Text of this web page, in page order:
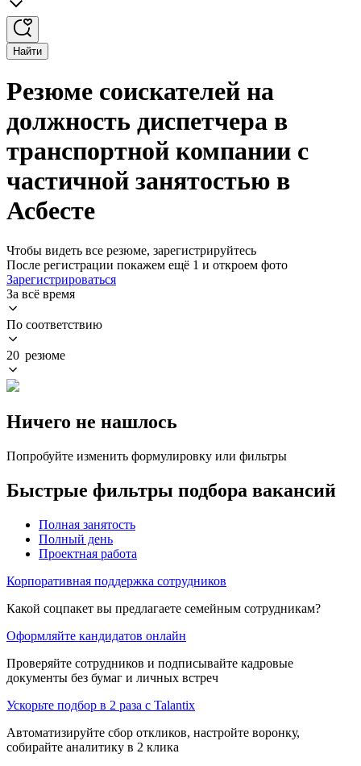
Найти
Резюме соискателей на
должность диспетчера в
транспортной компании с
частичной занятостью в
Асбесте
Чтобы видеть все резюме, зарегистрируйтесь
После регистрации покажем ещё 1 и откроем фото
Зарегистрироваться
За всё время
По соответствию
20 резюме
Ничего не нашлось
Попробуйте изменить формулировку или фильтры
Быстрые фильтры подбора вакансий
Полная занятость
Полный день
Проектная работа
Корпоративная поддержка сотрудников
Какой соцпакет вы предлагаете семейным сотрудникам?
Оформляйте кандидатов онлайн
Проверяйте сотрудников и подписывайте кадровые
документы без бумаг и личных встреч
Ускорьте подбор в 2 раза с Talantix
Автоматизируйте сбор откликов, настройте воронку,
собирайте аналитику в 2 клика